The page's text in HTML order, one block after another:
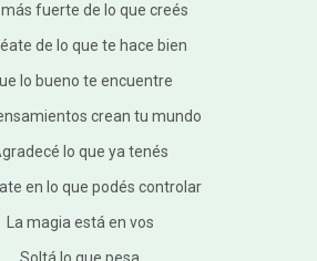
fuerte de lo que creés
de lo que te hace bien
lo bueno te encuentre
crean tu mundo
lo que ya tenés
en lo que podés controlar
La magia está en vos